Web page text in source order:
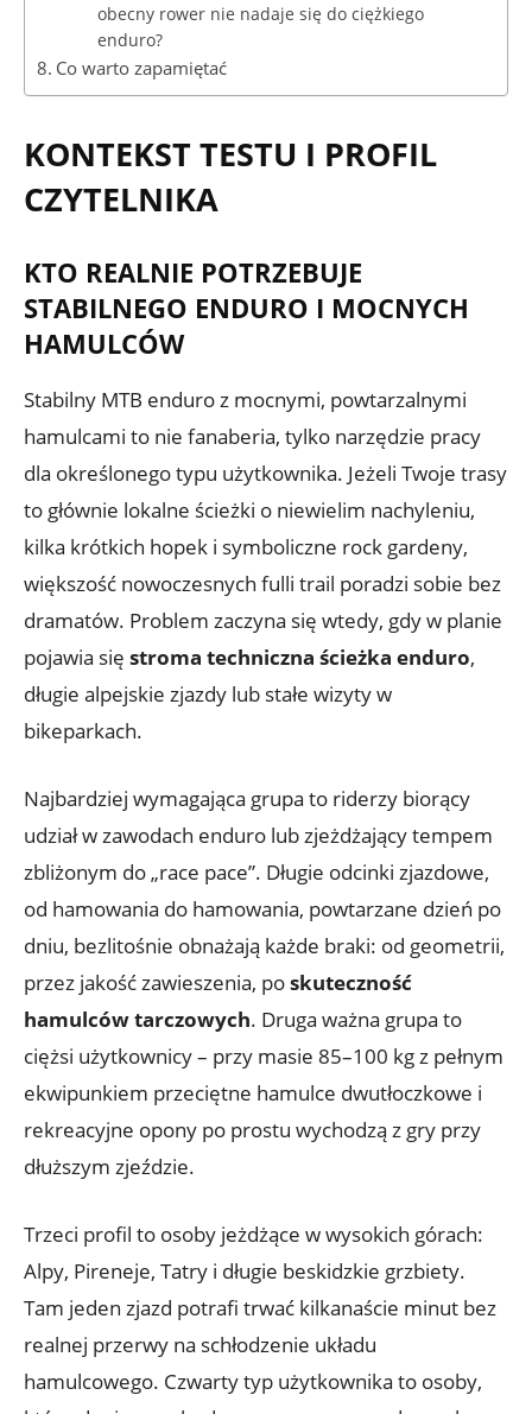
obecny rower nie nadaje się do ciężkiego
enduro?
Co warto zapamiętać
KONTEKST TESTU I PROFIL
CZYTELNIKA
KTO REALNIE POTRZEBUJE
STABILNEGO ENDURO I MOCNYCH
HAMULCÓW
Stabilny MTB enduro z mocnymi, powtarzalnymi
hamulcami to nie fanaberia, tylko narzędzie pracy
dla określonego typu użytkownika. Jeżeli Twoje trasy
to głównie lokalne ścieżki o niewielim nachyleniu,
kilka krótkich hopek i symboliczne rock gardeny,
większość nowoczesnych fulli trail poradzi sobie bez
dramatów. Problem zaczyna się wtedy, gdy w planie
pojawia się stroma techniczna ścieżka enduro,
długie alpejskie zjazdy lub stałe wizyty w
bikeparkach.
Najbardziej wymagająca grupa to riderzy biorący
udział w zawodach enduro lub zjeżdżający tempem
zbliżonym do „race pace”. Długie odcinki zjazdowe,
od hamowania do hamowania, powtarzane dzień po
dniu, bezlitośnie obnażają każde braki: od geometrii,
przez jakość zawieszenia, poskuteczność
hamulców tarczowych. Druga ważna grupa to
ciężsi użytkownicy – przy masie 85–100 kg z pełnym
ekwipunkiem przeciętne hamulce dwutłoczkowe i
rekreacyjne opony po prostu wychodzą z gry przy
dłuższym zjeździe.
Trzeci profil to osoby jeżdżące w wysokich górach:
Alpy, Pireneje, Tatry i długie beskidzkie grzbiety.
Tam jeden zjazd potrafi trwać kilkanaście minut bez
realnej przerwy na schłodzenie układu
hamulcowego. Czwarty typ użytkownika to osoby,